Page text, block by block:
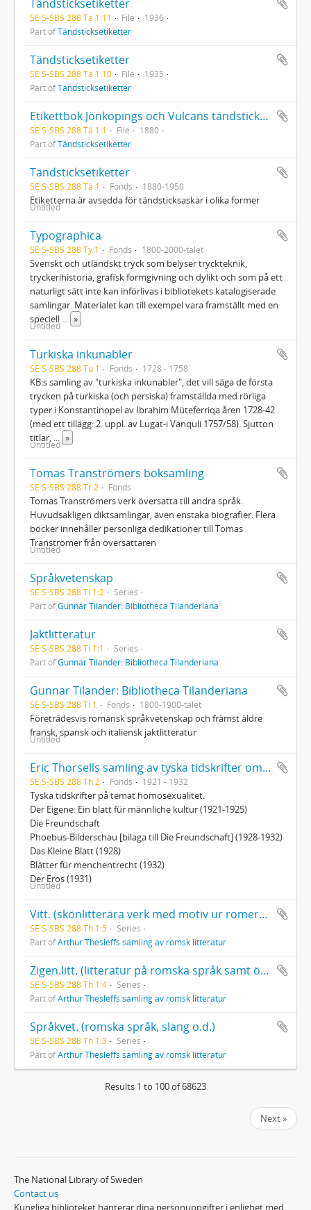
Tändsticksetiketter
SE S-SBS 288 Tä 1:11 File
1936
Part ofTändsticksetiketter
Tändsticksetiketter
SE S-SBS 288 Tä 1:10 File
1935
Part ofTändsticksetiketter
Etikettbok Jönköpings och Vulcans tändsticksfabriksaktiebolag 1-1506
SE S-SBS 288 Tä 1:1 File
1880
Part ofTändsticksetiketter
Tändsticksetiketter
SE S-SBS 288 Tä 1 Fonds 1880-1950
Etiketterna är avsedda för tändsticksaskar i olika former
Untitled
Typographica
SE S-SBS 288 Ty 1 Fonds 1800-2000-talet
Svenskt och utländskt tryck som belyser tryckteknik,
tryckerihistoria, grafisk formgivning och dylikt och som på ett
naturligt sätt inte kan införlivas i bibliotekets katalogiserade
samlingar. Materialet kan till exempel vara framställt med en
speciell
»
Untitled
Turkiska inkunabler
SE S-SBS 288 Tu 1 Fonds 1728 - 1758
KB:s samling av "turkiska inkunabler", det vill säga de första
trycken på turkiska (och persiska) framställda med rörliga
typer i Konstantinopel av Ibrahim Müteferriqa åren 1728-42
(med ett tillägg: 2. uppl. av Lugat-i Vanquli 1757/58). Sjutton
titlar,
»
Untitled
Tomas Tranströmers boksamling
SE S-SBS 288 Tr 2 Fonds
Tomas Tranströmers verk översatta till andra språk.
Huvudsakligen diktsamlingar, även enstaka biografier. Flera
böcker innehåller personliga dedikationer till Tomas
Tranströmer från översättaren
Untitled
Språkvetenskap
SE S-SBS 288 Ti 1:2
Series
Part ofGunnar Tilander: Bibliotheca Tilanderiana
Jaktlitteratur
SE S-SBS 288 Ti 1:1
Series
Part ofGunnar Tilander: Bibliotheca Tilanderiana
Gunnar Tilander: Bibliotheca Tilanderiana
SE S-SBS 288 Ti 1 Fonds 1800-1900-talet
Företrädesvis romansk språkvetenskap och främst äldre
fransk, spansk och italiensk jaktlitteratur
Untitled
Eric Thorsells samling av tyska tidskrifter om homosexualitet
SE S-SBS 288 Th 2 Fonds 1921 - 1932
Tyska tidskrifter på temat homosexualitet.
Der Eigene: Ein blatt für männliche kultur (1921-1925)
Die Freundschaft
Phoebus-Bilderschau [bilaga till Die Freundschaft] (1928-1932)
Das Kleine Blatt (1928)
Blätter für menchentrecht (1932)
Der Eros (1931)
Untitled
Vitt. (skönlitterära verk med motiv ur romernas liv eller med romer som handlande personer)
SE S-SBS 288 Th 1:5
Series
Part ofArthur Thesleffs samling av romsk litteratur
Zigen.litt. (litteratur på romska språk samt översättningar och bearbetningar)
SE S-SBS 288 Th 1:4
Series
Part ofArthur Thesleffs samling av romsk litteratur
Språkvet. (romska språk, slang o.d.)
SE S-SBS 288 Th 1:3
Series
Part ofArthur Thesleffs samling av romsk litteratur
Results 1 to 100 of 68623
Next »
The National Library of Sweden
Contact us
Kungliga biblioteket hanterar dina personuppgifter i enlighet med